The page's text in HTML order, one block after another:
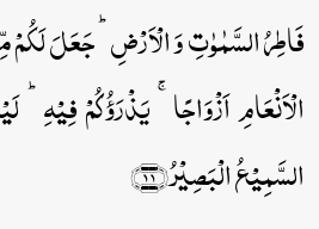
فَاطِرُ السَّمٰوٰتِ وَ الۡاَرۡضِ ؕ جَعَلَ لَکُمۡ
الۡاَنۡعَامِ اَزۡوَاجًا ۚ یَذۡرَؤُکُمۡ
السَّمِیۡعُ الۡبَصِیۡرُ﴿۱۱﴾